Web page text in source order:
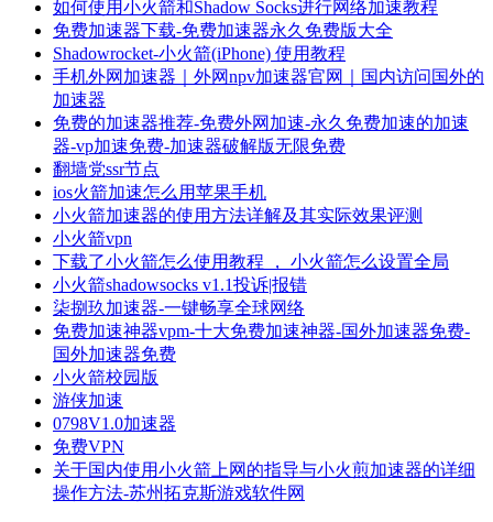
如何使用小火箭和Shadow Socks进行网络加速教程
免费加速器下载-免费加速器永久免费版大全
Shadowrocket-小火箭(iPhone) 使用教程
手机外网加速器｜外网npv加速器官网｜国内访问国外的
加速器
免费的加速器推荐-免费外网加速-永久免费加速的加速
器-vp加速免费-加速器破解版无限免费
翻墙党ssr节点
ios火箭加速怎么用苹果手机
小火箭加速器的使用方法详解及其实际效果评测
小火箭vpn
下载了小火箭怎么使用教程 ， 小火箭怎么设置全局
小火箭shadowsocks v1.1投诉|报错
柒捌玖加速器-一键畅享全球网络
免费加速神器vpm-十大免费加速神器-国外加速器免费-
国外加速器免费
小火箭校园版
游侠加速
0798V1.0加速器
免费VPN
关于国内使用小火箭上网的指导与小火煎加速器的详细
操作方法-苏州拓克斯游戏软件网